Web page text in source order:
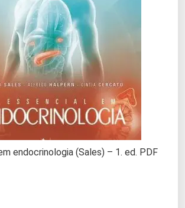
endocrinologia (Sales) – 1. ed. PDF